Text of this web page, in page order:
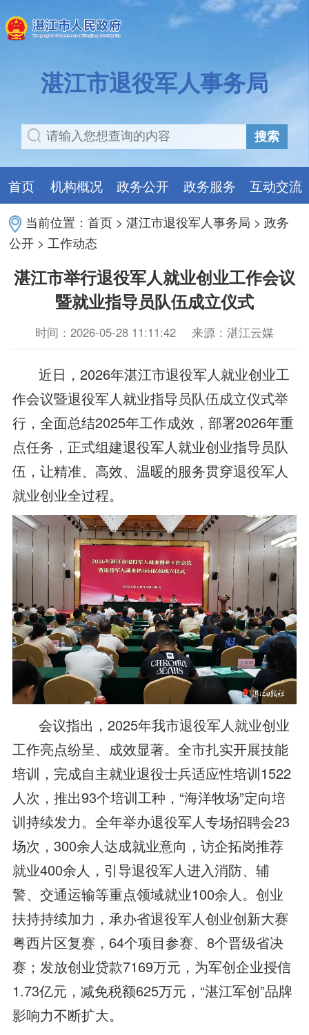
湛江市退役军人事务局
搜索
首页 机构概况 政务公开 政务服务 互动交流
当前位置：首页 >湛江市退役军人事务局 >政务
公开 > 工作动态
湛江市举行退役军人就业创业工作会议
暨就业指导员队伍成立仪式
时间：2026-05-28 11:11:42 来源：湛江云媒
近日，2026年湛江市退役军人就业创业工
作会议暨退役军人就业指导员队伍成立仪式举
行，全面总结2025年工作成效，部署2026年重
点任务，正式组建退役军人就业创业指导员队
伍，让精准、高效、温暖的服务贯穿退役军人
就业创业全过程。
会议指出，2025年我市退役军人就业创业
工作亮点纷呈、成效显著。全市扎实开展技能
培训，完成自主就业退役士兵适应性培训1522
人次，推出93个培训工种，“海洋牧场”定向培
训持续发力。全年举办退役军人专场招聘会23
场次，300余人达成就业意向，访企拓岗推荐
就业400余人，引导退役军人进入消防、辅
警、交通运输等重点领域就业100余人。创业
扶持持续加力，承办省退役军人创业创新大赛
粤西片区复赛，64个项目参赛、8个晋级省决
赛；发放创业贷款7169万元，为军创企业授信
1.73亿元，减免税额625万元，“湛江军创”品牌
影响力不断扩大。